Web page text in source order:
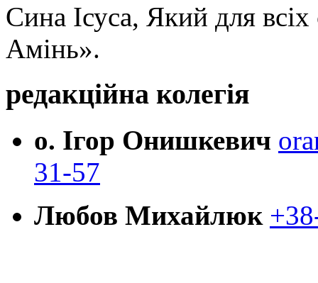
Сина Ісуса, Який для
Амінь».
редакційна колегія
о. Ігор Онишкевич
31-57
Любов Михайлюк